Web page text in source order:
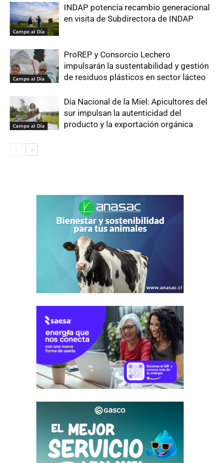
Campo al Día
INDAP potencia recambio generacional
en visita de Subdirectora de INDAP
Campo al Día
ProREP y Consorcio Lechero
impulsarán la sustentabilidad y gestión
de residuos plásticos en sector lácteo
Campo al Día
Día Nacional de la Miel: Apicultores del
sur impulsan la autenticidad del
producto y la exportación orgánica